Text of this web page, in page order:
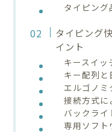
タイピン
タイピング
イント
キースイッ
キー配列と
エルゴノ
接続方式に
バックライ
専用ソフ